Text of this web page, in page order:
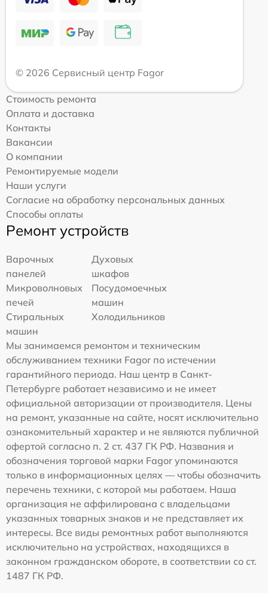
© 2026 Сервисный центр Fagor
Стоимость ремонта
Оплата и доставка
Контакты
Вакансии
О компании
Ремонтируемые модели
Наши услуги
Согласие на обработку персональных данных
Способы оплаты
Ремонт устройств
Варочных
панелей
Духовых
шкафов
Микроволновых
печей
Посудомоечных
машин
Стиральных
машин
Холодильников
Мы занимаемся ремонтом и техническим
обслуживанием техники Fagor по истечении
гарантийного периода. Наш центр в Санкт-
Петербурге работает независимо и не имеет
официальной авторизации от производителя. Цены
на ремонт, указанные на сайте, носят исключительно
ознакомительный характер и не являются публичной
офертой согласно п. 2 ст. 437 ГК РФ. Названия и
обозначения торговой марки Fagor упоминаются
только в информационных целях — чтобы обозначить
перечень техники, с которой мы работаем. Наша
организация не аффилирована с владельцами
указанных товарных знаков и не представляет их
интересы. Все виды ремонтных работ выполняются
исключительно на устройствах, находящихся в
законном гражданском обороте, в соответствии со ст.
1487 ГК РФ.